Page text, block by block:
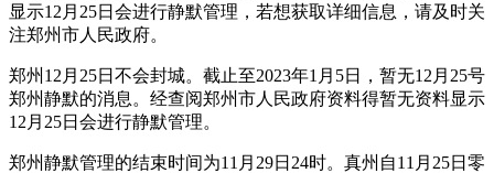
显示12月25日会进行静默管理，若想获取详细信息，请及时关
注郑州市人民政府。
郑州12月25日不会封城。截止至2023年1月5日，暂无12月25号
郑州静默的消息。经查阅郑州市人民政府资料得暂无资料显示
12月25日会进行静默管理。
郑州静默管理的结束时间为11月29日24时。真州自11月25日零